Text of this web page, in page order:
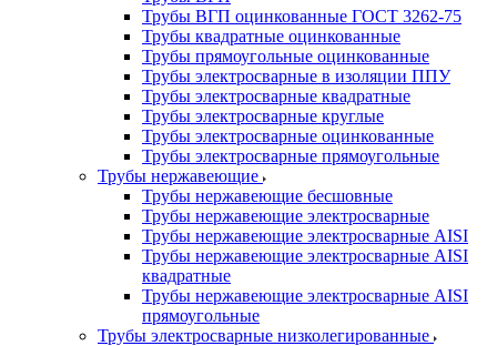
Трубы ВГП оцинкованные ГОСТ 3262-75
Трубы квадратные оцинкованные
Трубы прямоугольные оцинкованные
Трубы электросварные в изоляции ППУ
Трубы электросварные квадратные
Трубы электросварные круглые
Трубы электросварные оцинкованные
Трубы электросварные прямоугольные
Трубы нержавеющие
Трубы нержавеющие бесшовные
Трубы нержавеющие электросварные
Трубы нержавеющие электросварные AISI
Трубы нержавеющие электросварные AISI
квадратные
Трубы нержавеющие электросварные AISI
прямоугольные
Трубы электросварные низколегированные